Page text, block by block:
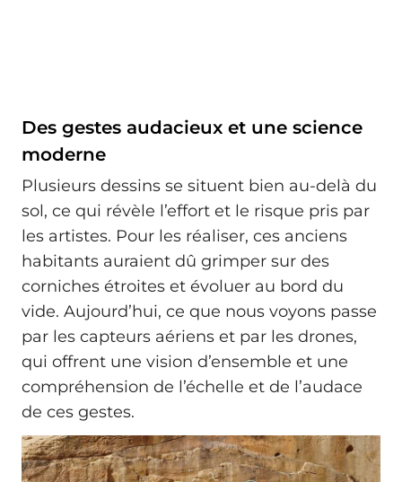
Des gestes audacieux et une science
moderne
Plusieurs dessins se situent bien au-delà du
sol, ce qui révèle l’effort et le risque pris par
les artistes. Pour les réaliser, ces anciens
habitants auraient dû grimper sur des
corniches étroites et évoluer au bord du
vide. Aujourd’hui, ce que nous voyons passe
par les capteurs aériens et par les drones,
qui offrent une vision d’ensemble et une
compréhension de l’échelle et de l’audace
de ces gestes.